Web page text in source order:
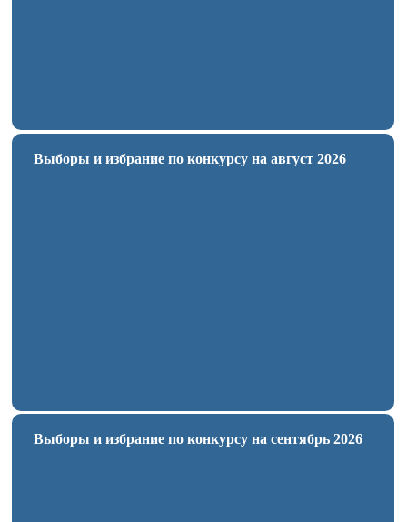
Выборы и избрание по конкурсу на август 2026
Выборы и избрание по конкурсу на сентябрь 2026